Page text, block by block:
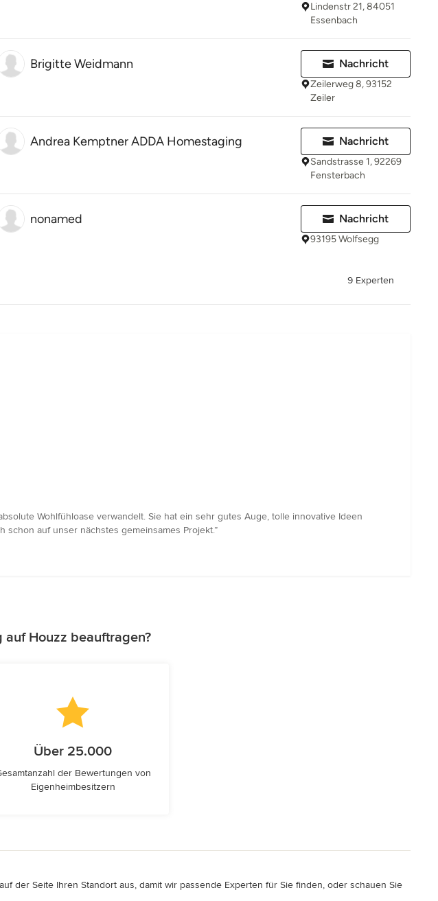
Lindenstr 21, 84051
Essenbach
Brigitte Weidmann Nachricht
Zeilerweg 8, 93152
Zeiler
Andrea Kemptner ADDA Homestaging Nachricht
Sandstrasse 1, 92269
Fensterbach
nonamed Nachricht
93195 Wolfsegg
9 Experten
Wohlfühloase verwandelt. Sie hat ein sehr gutes Auge, tolle innovative Ideen
auf unser nächstes gemeinsames Projekt.”
Houzz beauftragen?
Über 25.000
der Bewertungen von
Eigenheimbesitzern
der Seite Ihren Standort aus, damit wir passende Experten für Sie finden, oder schauen Sie